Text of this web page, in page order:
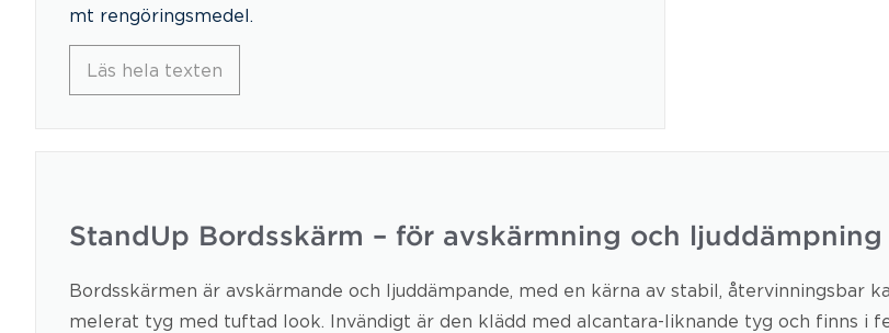
mt rengöringsmedel.
Läs hela texten
StandUp Bordsskärm – för avskärmning och ljuddämpning
Bordsskärmen är avskärmande och ljuddämpande, med en kärna av stabil, återvinningsbar
melerat tyg med tuftad look. Invändigt är den klädd med alcantara-liknande tyg och finns i